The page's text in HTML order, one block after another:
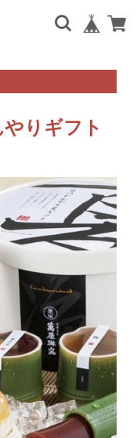
りギフト